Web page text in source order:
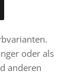
oder als
anderen